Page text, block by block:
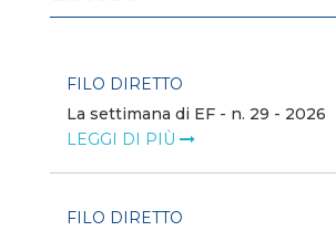
FILO DIRETTO
La settimana di EF - n. 29 - 2026
LEGGI DI PIÙ
FILO DIRETTO